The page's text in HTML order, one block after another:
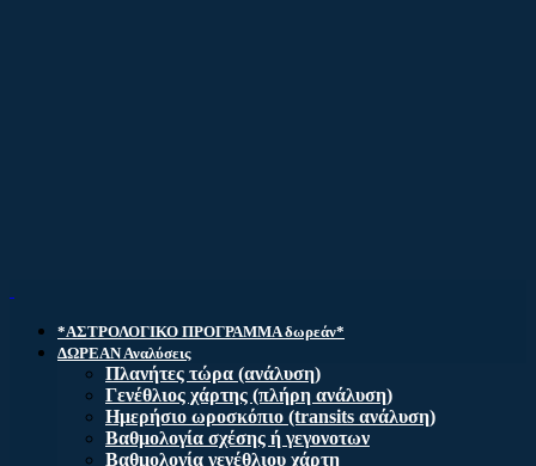
*ΑΣΤΡΟΛΟΓΙΚΟ ΠΡΟΓΡΑΜΜΑ δωρεάν*
ΔΩΡΕΑΝ Αναλύσεις
Πλανήτες τώρα (ανάλυση)
Γενέθλιος χάρτης (πλήρη ανάλυση)
Ημερήσιο ωροσκόπιο (transits ανάλυση)
Βαθμολογία σχέσης ή γεγονοτων
Βαθμολογία γενέθλιου χάρτη